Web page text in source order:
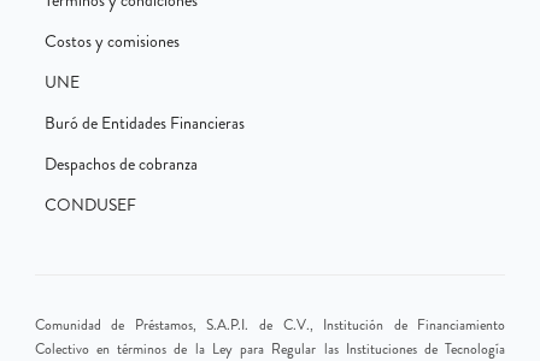
Costos y comisiones
UNE
Buró de Entidades Financieras
Despachos de cobranza
CONDUSEF
Comunidad de Préstamos, S.A.P.I. de C.V., Institución de Financiamiento
Colectivo en términos de la Ley para Regular las Instituciones de Tecnología